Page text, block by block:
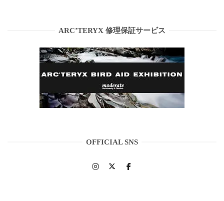
ARC’TERYX 修理保証サービス
OFFICIAL SNS